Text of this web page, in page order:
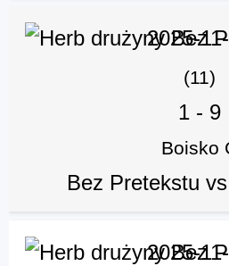
2025-
(11)
1 - 9
Boisko
Bez Pretekstu
2025-